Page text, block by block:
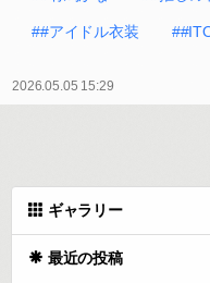
##アイドル衣装
2026.05.05 15:29
ギャラリー
最近の投稿